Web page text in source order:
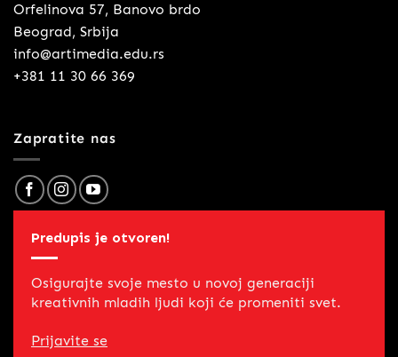
Orfelinova 57, Banovo brdo
Beograd, Srbija
info@artimedia.edu.rs
+381 11 30 66 369
Zapratite nas
Predupis je otvoren!
Osigurajte svoje mesto u novoj generaciji
kreativnih mladih ljudi koji će promeniti svet.
Prijavite se